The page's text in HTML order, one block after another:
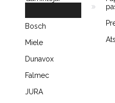
Bosch
Miele
Dunavox
Falmec
JURA